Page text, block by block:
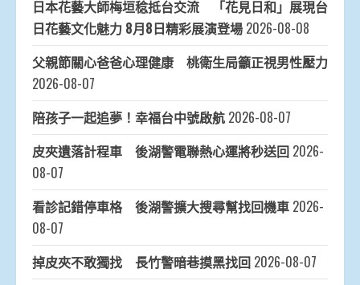
日本花藝大師梅垣稔抵台交流 「花見日和」展現台
日花藝文化魅力 8月8日精彩展演登場 2026-08-08
父親節關心爸爸心理健康 桃衛生局籲正視男性壓力
2026-08-07
陪孩子一起追夢！幸福台中號啟航 2026-08-07
皮夾遺落計程車 後湖警電聯熱心運將秒送回 2026-
08-07
看診記錯停車格 後湖警擴大搜尋幫找回機車 2026-
08-07
掉皮夾不敢獨找 長竹警暗巷摸黑找回 2026-08-07